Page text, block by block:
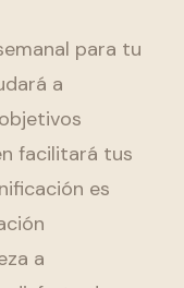
para tu
a
facilitará tus
es
a